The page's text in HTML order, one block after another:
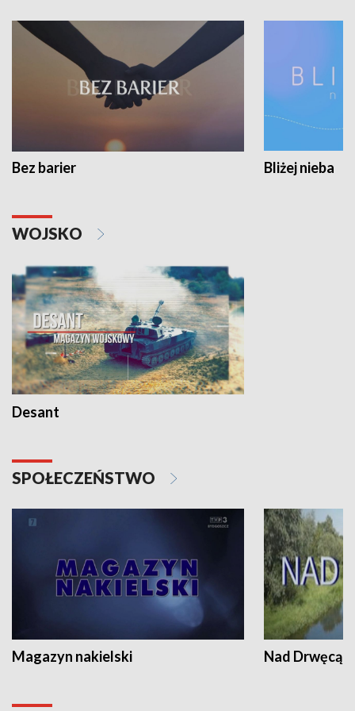
Bez barier Bliżej nieba
WOJSKO
Desant
SPOŁECZEŃSTWO
Magazyn nakielski Nad Drwęcą